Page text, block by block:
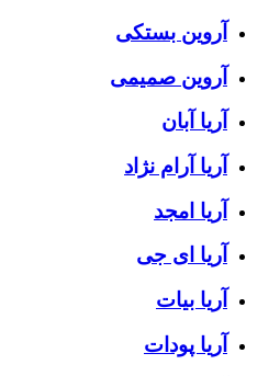
آروین بستکی
آروین صمیمی
آریا آبان
آریا آرام نژاد
آریا امجد
آریا ای جی
آریا بیات
آریا پودات